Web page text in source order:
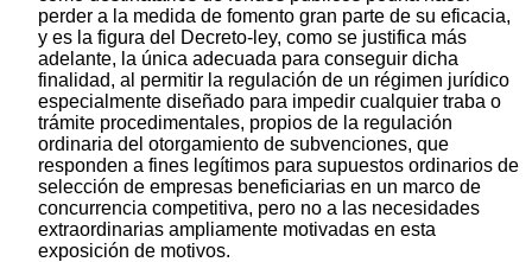
perder a la medida de fomento gran parte de su eficacia,
y es la figura del Decreto-ley, como se justifica más
adelante, la única adecuada para conseguir dicha
finalidad, al permitir la regulación de un régimen jurídico
especialmente diseñado para impedir cualquier traba o
trámite procedimentales, propios de la regulación
ordinaria del otorgamiento de subvenciones, que
responden a fines legítimos para supuestos ordinarios de
selección de empresas beneficiarias en un marco de
concurrencia competitiva, pero no a las necesidades
extraordinarias ampliamente motivadas en esta
exposición de motivos.